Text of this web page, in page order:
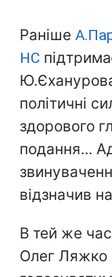
Раніше
НС
політичні
здорового
подання...
відзначив
В тей же
Олег Ляжко